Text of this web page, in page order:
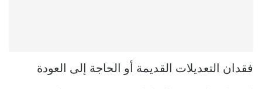
فقدان التعديلات القديمة أو الحاجة إلى العودة